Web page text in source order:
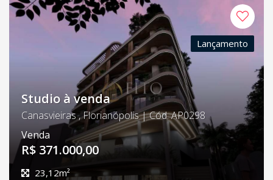
Lançamento
Studio à venda
Canasvieiras , Florianópolis | Cód. AP0298
Venda
R$ 371.000,00
23,12m²